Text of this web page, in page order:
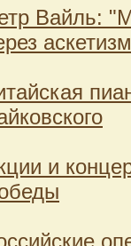
Вайль:
и